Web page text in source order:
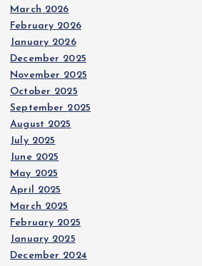
March 2026
February 2026
January 2026
December 2025
November 2025
October 2025
September 2025
August 2025
July 2025
June 2025
May 2025
April 2025
March 2025
February 2025
January 2025
December 2024